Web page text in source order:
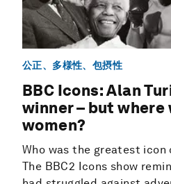
公正、多様性、包摂性
BBC Icons: Alan
winner – but where
women?
Who was the greatest
The BBC2 Icons show